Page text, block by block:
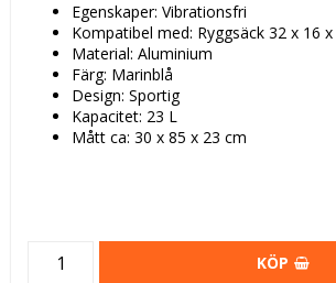
Egenskaper: Vibrationsfri
Kompatibel med: Ryggsäck 32 x 16
Material: Aluminium
Färg: Marinblå
Design: Sportig
Kapacitet: 23 L
Mått ca: 30 x 85 x 23 cm
KÖP